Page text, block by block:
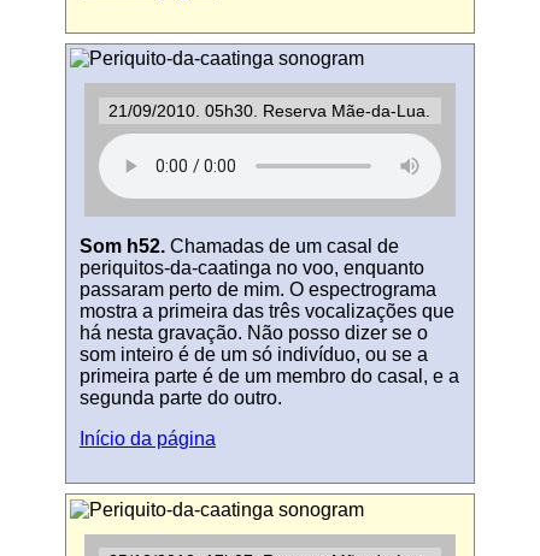
21/09/2010. 05h30. Reserva Mãe-da-Lua.
Som h52.Chamadas de um casal de
periquitos-da-caatinga no voo, enquanto
passaram perto de mim. O espectrograma
mostra a primeira das três vocalizações que
há nesta gravação. Não posso dizer se o
som inteiro é de um só indivíduo, ou se a
primeira parte é de um membro do casal, e a
segunda parte do outro.
Início da página